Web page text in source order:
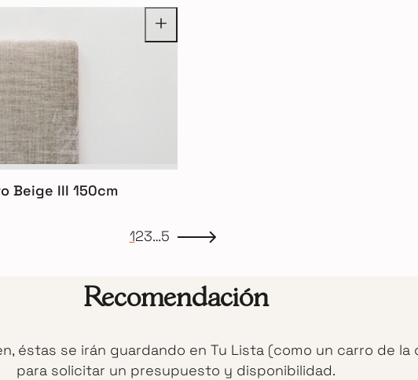
Beige III 150cm
123…5
Recomendación
éstas se irán guardando en Tu Lista (como un carro de
para solicitar un presupuesto y disponibilidad.